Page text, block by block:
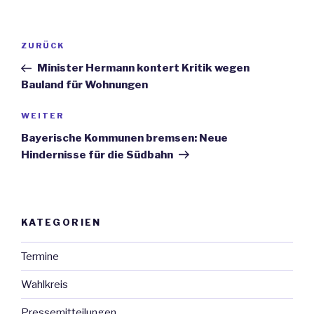
Beitrags-
Vorheriger
Beitrag
ZURÜCK
Minister Hermann kontert Kritik wegen
Bauland für Wohnungen
Nächster
Beitrag
WEITER
Bayerische Kommunen bremsen: Neue
Hindernisse für die Südbahn
KATEGORIEN
Termine
Wahlkreis